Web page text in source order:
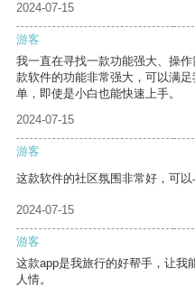
2024-07-15
游客
我一直在寻找一款功能强大、操
款软件的功能非常强大，可以满
单，即使是小白也能快速上手。
2024-07-15
游客
这款软件的社区氛围非常好，可以
2024-07-15
游客
这款app是我旅行的好帮手，让我
人情。